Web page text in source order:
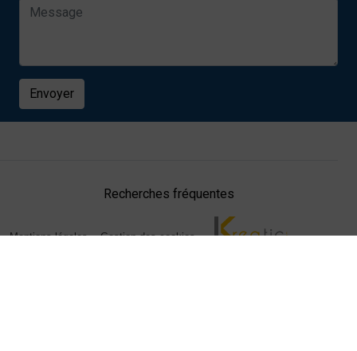
Envoyer
Recherches fréquentes
Mentions légales Gestion des cookies